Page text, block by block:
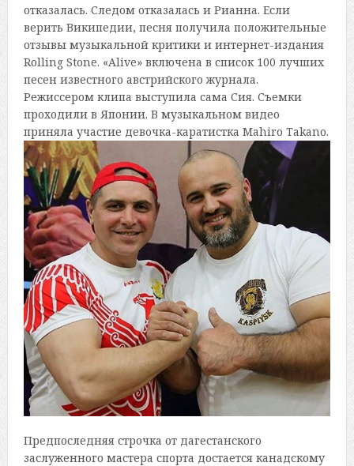
отказалась. Следом отказалась и Рианна. Если
верить Википедии, песня получила положительные
отзывы музыкальной критики и интернет-издания
Rolling Stone. «Alive» включена в список 100 лучших
песен известного австрийского журнала.
Режиссером клипа выступила сама Сия. Съемки
проходили в Японии. В музыкальном видео
приняла участие девочка-каратистка Mahiro Takano.
Предпоследняя строчка от дагестанского
заслуженного мастера спорта достается канадскому